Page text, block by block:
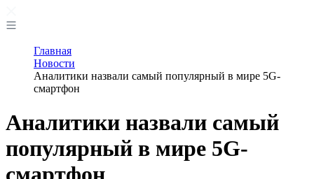
Главная
Новости
Аналитики назвали самый популярный в мире 5G-
смартфон
Аналитики назвали самый
популярный в мире 5G-